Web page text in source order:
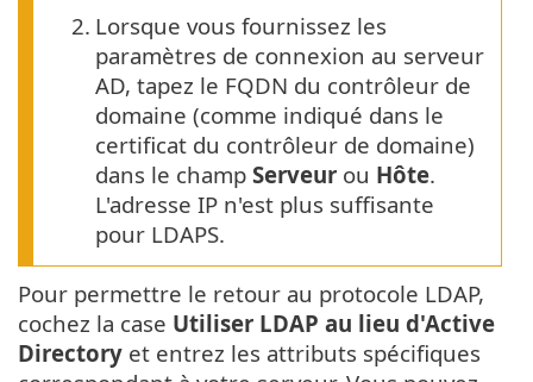
2. Lorsque vous fournissez les
paramètres de connexion au serveur
AD, tapez le FQDN du contrôleur de
domaine (comme indiqué dans le
certificat du contrôleur de domaine)
dans le champ Serveur ou Hôte.
L'adresse IP n'est plus suffisante
pour LDAPS.
Pour permettre le retour au protocole LDAP,
cochez la case Utiliser LDAP au lieu d'Active
Directory et entrez les attributs spécifiques